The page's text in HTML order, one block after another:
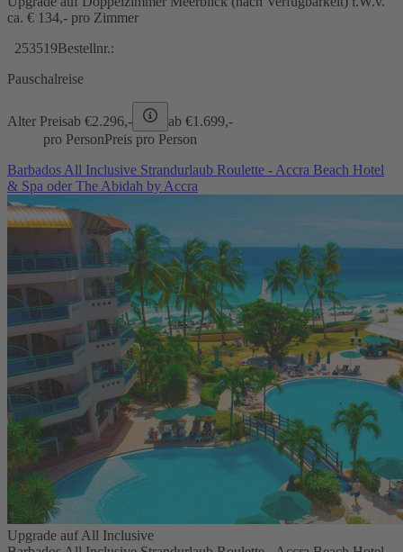
ca. € 134,- pro Zimmer
253519Bestellnr.:
Pauschalreise
Alter Preisab €2.296,- ab €1.699,-
pro PersonPreis pro Person
Barbados All Inclusive Strandurlaub Roulette - Accra Beach Hotel
& Spa oder The Abidah by Accra
Upgrade auf All Inclusive